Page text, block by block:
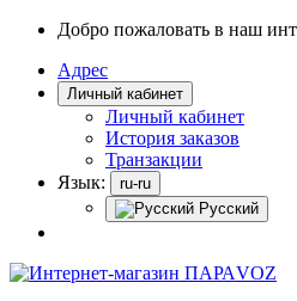
Добро пожаловать в наш
Адрес
Личный кабинет
Личный кабинет
История заказов
Транзакции
Язык:
ru-ru
Русский